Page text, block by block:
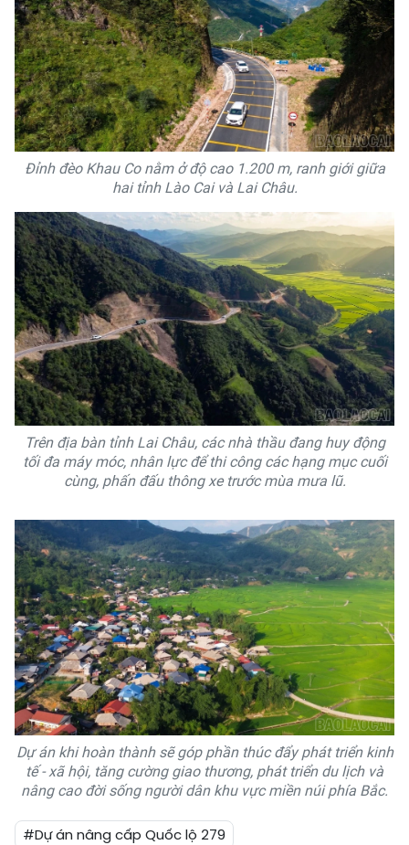
Đỉnh đèo Khau Co nằm ở độ cao 1.200 m, ranh giới giữa
hai tỉnh Lào Cai và Lai Châu.
Trên địa bàn tỉnh Lai Châu, các nhà thầu đang huy động
tối đa máy móc, nhân lực để thi công các hạng mục cuối
cùng, phấn đấu thông xe trước mùa mưa lũ.
Dự án khi hoàn thành sẽ góp phần thúc đẩy phát triển kinh
tế - xã hội, tăng cường giao thương, phát triển du lịch và
nâng cao đời sống người dân khu vực miền núi phía Bắc.
#Dự án nâng cấp Quốc lộ 279